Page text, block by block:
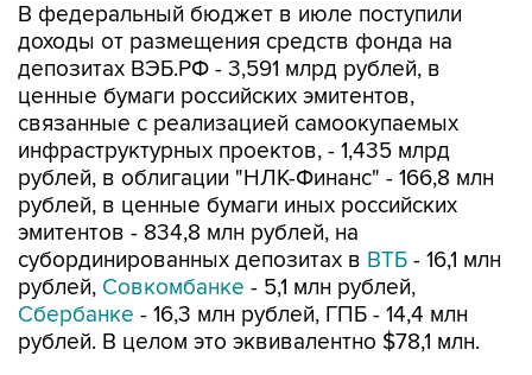
В федеральный бюджет в июле поступили
доходы от размещения средств фонда на
депозитах ВЭБ.РФ - 3,591 млрд рублей, в
ценные бумаги российских эмитентов,
связанные с реализацией самоокупаемых
инфраструктурных проектов, - 1,435 млрд
рублей, в облигации "НЛК-Финанс" - 166,8 млн
рублей, в ценные бумаги иных российских
эмитентов - 834,8 млн рублей, на
субординированных депозитах в ВТБ - 16,1 млн
рублей, Совкомбанке - 5,1 млн рублей,
Сбербанке - 16,3 млн рублей, ГПБ - 14,4 млн
рублей. В целом это эквивалентно $78,1 млн.